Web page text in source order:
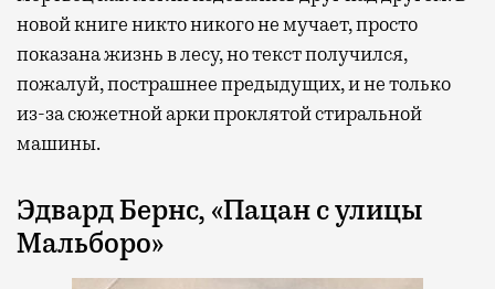
новой книге никто никого не мучает, просто
показана жизнь в лесу, но текст получился,
пожалуй, пострашнее предыдущих, и не только
из-за сюжетной арки проклятой стиральной
машины.
Эдвард Бернс, «Пацан с улицы
Мальборо»